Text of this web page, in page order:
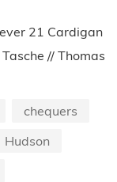
21 Cardigan
// Thomas
chequers
Hudson